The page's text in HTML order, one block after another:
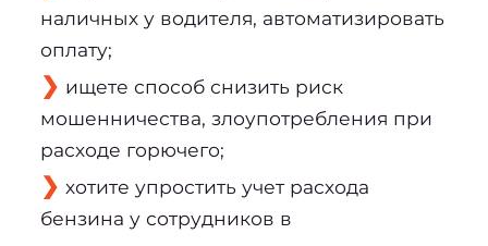
наличных у водителя, автоматизировать
оплату;
ищете способ снизить риск
мошенничества, злоупотребления при
расходе горючего;
хотите упростить учет расхода
бензина у сотрудников в